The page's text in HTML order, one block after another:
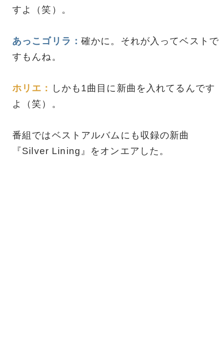
すよ（笑）。
あっこゴリラ： 確かに。それが入ってベストで
すもんね。
ホリエ：
しかも1曲目に新曲を入れてるんです
よ（笑）。
番組ではベストアルバムにも収録の新曲
『Silver Lining』をオンエアした。